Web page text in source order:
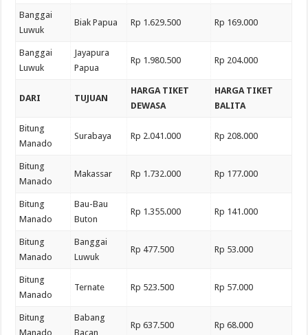
Banggai
Luwuk
Biak Papua Rp 1.629.500 Rp 169.000
Banggai
Luwuk
Jayapura
Papua
Rp 1.980.500 Rp 204.000
DARI TUJUAN
HARGA TIKET
DEWASA
HARGA TIKET
BALITA
Bitung
Manado
Surabaya Rp 2.041.000 Rp 208.000
Bitung
Manado
Makassar Rp 1.732.000 Rp 177.000
Bitung
Manado
Bau-Bau
Buton
Rp 1.355.000 Rp 141.000
Bitung
Manado
Banggai
Luwuk
Rp 477.500 Rp 53.000
Bitung
Manado
Ternate Rp 523.500 Rp 57.000
Bitung
Manado
Babang
Bacan
Rp 637.500 Rp 68.000